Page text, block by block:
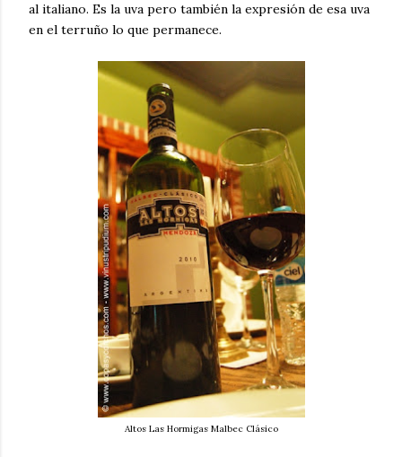
al italiano. Es la uva pero también la expresión de esa uva
en el terruño lo que permanece.
Altos Las Hormigas Malbec Clásico